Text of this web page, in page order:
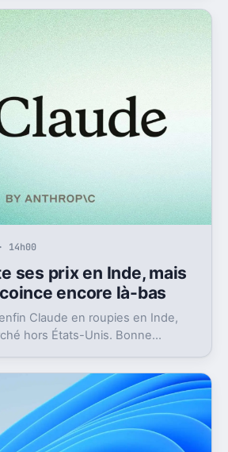
14h00
ses prix en Inde, mais
encore là-bas
Claude en roupies en Inde,
hors États-Unis. Bonne